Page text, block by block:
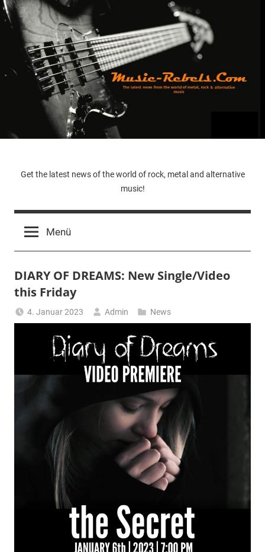
Zum
Inhalt
springen
Music-
Rebels.Com
Get the latest news of the world of rock, metal and alternative
music!
Menü
DIARY OF DREAMS: New Single/Video
this Friday
4. Januar 2023 Admin News